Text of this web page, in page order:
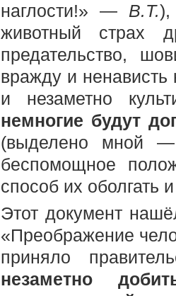
наглости!» — В.Т.),
животный страх
предательство,
вражду и
и незаметно
немногие будут
(выделено мной
беспомощное
способ их оболгать
Этот документ
«Преображение
приняло
незаметно